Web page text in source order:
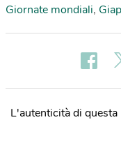
Giornate mondiali,
L'autenticità di